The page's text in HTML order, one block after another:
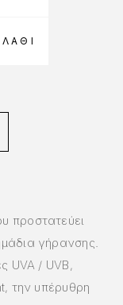
προστατεύει
γήρανσης.
UVA / UVB,
την υπέρυθρη